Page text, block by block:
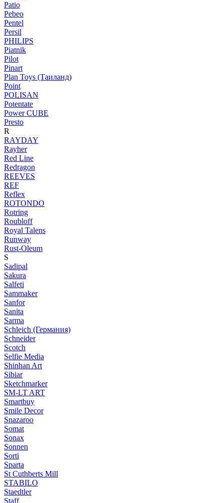
Patio
Pebeo
Pentel
Persil
PHILIPS
Piatnik
Pilot
Pinart
Plan Toys (Таиланд)
Point
POLISAN
Potentate
Power CUBE
Presto
R
RAYDAY
Rayher
Red Line
Redragon
REEVES
REF
Reflex
ROTONDO
Rotring
Roubloff
Royal Talens
Runway
Rust-Oleum
S
Sadipal
Sakura
Salfeti
Sammaker
Sanfor
Sanita
Sarma
Schleich (Германия)
Schneider
Scotch
Selfie Media
Shinhan Art
Sibiar
Sketchmarker
SM-LT ART
Smartbuy
Smile Decor
Snazaroo
Somat
Sonax
Sonnen
Sorti
Sparta
St Cuthberts Mill
STABILO
Staedtler
Staff